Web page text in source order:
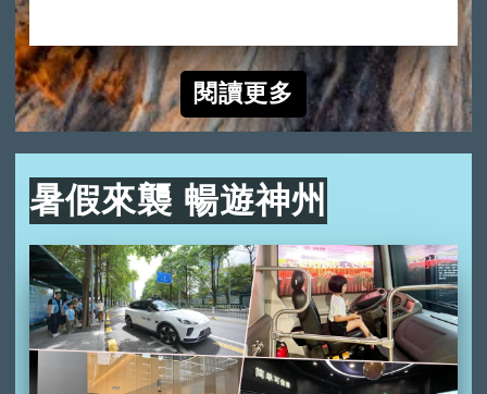
閱讀更多
暑假來襲 暢遊神州